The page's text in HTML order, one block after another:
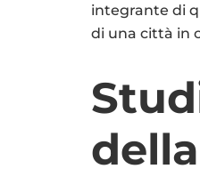
integrante di
di una città in